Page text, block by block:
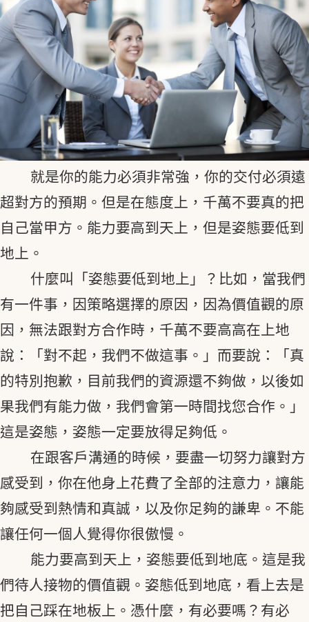
就是你的能力必須非常強，你的交付必須遠
超對方的預期。但是在態度上，千萬不要真的把
自己當甲方。能力要高到天上，但是姿態要低到
地上。
什麼叫「姿態要低到地上」？比如，當我們
有一件事，因策略選擇的原因，因為價值觀的原
因，無法跟對方合作時，千萬不要高高在上地
說：「對不起，我們不做這事。」而要說：「真
的特別抱歉，目前我們的資源還不夠做，以後如
果我們有能力做，我們會第一時間找您合作。」
這是姿態，姿態一定要放得足夠低。
在跟客戶溝通的時候，要盡一切努力讓對方
感受到，你在他身上花費了全部的注意力，讓能
夠感受到熱情和真誠，以及你足夠的謙卑。不能
讓任何一個人覺得你很傲慢。
能力要高到天上，姿態要低到地底。這是我
們待人接物的價值觀。姿態低到地底，看上去是
把自己踩在地板上。憑什麼，有必要嗎？有必